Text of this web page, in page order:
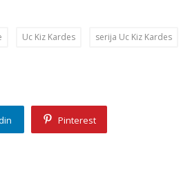
Uc Kiz Kardes serija Uc Kiz Kardes
Pinterest